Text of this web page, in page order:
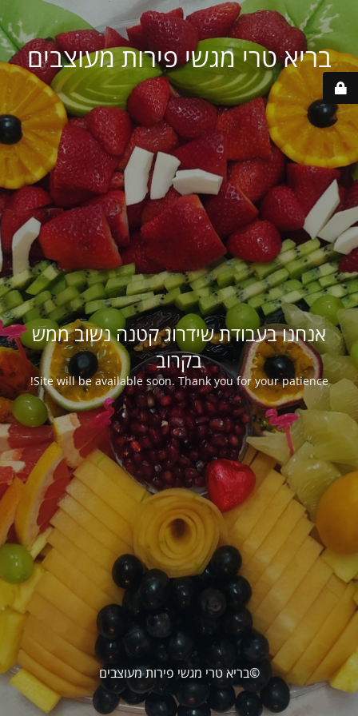
בריא טרי מגשי פירות מעוצבים
אנחנו בעבודת שידרוג קטנה נשוב ממש
בקרוב
Site will be available soon. Thank you for your patience!
©בריא טרי מגשי פירות מעוצבים